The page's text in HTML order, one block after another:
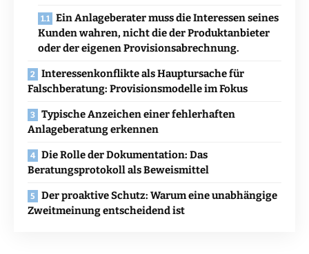
Ein Anlageberater muss die Interessen seines
Kunden wahren, nicht die der Produktanbieter
oder der eigenen Provisionsabrechnung.
Interessenkonflikte als Hauptursache für
Falschberatung: Provisionsmodelle im Fokus
Typische Anzeichen einer fehlerhaften
Anlageberatung erkennen
Die Rolle der Dokumentation: Das
Beratungsprotokoll als Beweismittel
Der proaktive Schutz: Warum eine unabhängige
Zweitmeinung entscheidend ist